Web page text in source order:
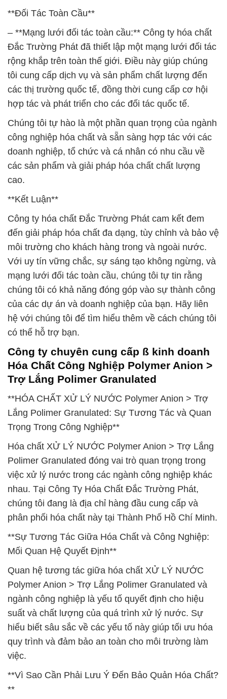
**Đối Tác Toàn Cầu**
– **Mạng lưới đối tác toàn cầu:** Công ty hóa chất
Đắc Trường Phát đã thiết lập một mạng lưới đối tác
rộng khắp trên toàn thế giới. Điều này giúp chúng
tôi cung cấp dịch vụ và sản phẩm chất lượng đến
các thị trường quốc tế, đồng thời cung cấp cơ hội
hợp tác và phát triển cho các đối tác quốc tế.
Chúng tôi tự hào là một phần quan trọng của ngành
công nghiệp hóa chất và sẵn sàng hợp tác với các
doanh nghiệp, tổ chức và cá nhân có nhu cầu về
các sản phẩm và giải pháp hóa chất chất lượng
cao.
**Kết Luận**
Công ty hóa chất Đắc Trường Phát cam kết đem
đến giải pháp hóa chất đa dạng, tùy chỉnh và bảo vệ
môi trường cho khách hàng trong và ngoài nước.
Với uy tín vững chắc, sự sáng tạo không ngừng, và
mạng lưới đối tác toàn cầu, chúng tôi tự tin rằng
chúng tôi có khả năng đóng góp vào sự thành công
của các dự án và doanh nghiệp của bạn. Hãy liên
hệ với chúng tôi để tìm hiểu thêm về cách chúng tôi
có thể hỗ trợ bạn.
Công ty chuyên cung cấp ß kinh doanh
Hóa Chất Công Nghiệp Polymer Anion >
Trợ Lắng Polimer Granulated
**HÓA CHẤT XỬ LÝ NƯỚC Polymer Anion > Trợ
Lắng Polimer Granulated: Sự Tương Tác và Quan
Trọng Trong Công Nghiệp**
Hóa chất XỬ LÝ NƯỚC Polymer Anion > Trợ Lắng
Polimer Granulated đóng vai trò quan trọng trong
việc xử lý nước trong các ngành công nghiệp khác
nhau. Tại Công Ty Hóa Chất Đắc Trường Phát,
chúng tôi đang là địa chỉ hàng đầu cung cấp và
phân phối hóa chất này tại Thành Phố Hồ Chí Minh.
**Sự Tương Tác Giữa Hóa Chất và Công Nghiệp:
Mối Quan Hệ Quyết Định**
Quan hệ tương tác giữa hóa chất XỬ LÝ NƯỚC
Polymer Anion > Trợ Lắng Polimer Granulated và
ngành công nghiệp là yếu tố quyết định cho hiệu
suất và chất lượng của quá trình xử lý nước. Sự
hiểu biết sâu sắc về các yếu tố này giúp tối ưu hóa
quy trình và đảm bảo an toàn cho môi trường làm
việc.
**Vì Sao Cần Phải Lưu Ý Đến Bảo Quản Hóa Chất?
**